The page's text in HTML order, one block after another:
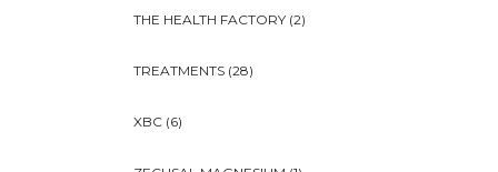
THE HEALTH FACTORY (2)
TREATMENTS (28)
XBC (6)